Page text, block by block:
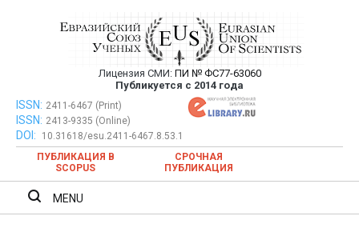
Евразийский Союз Ученых —
публикация научных статей в
ежемесячном научном журнале
Лицензия СМИ: ПИ № ФС77-63060
Публикуется с 2014 года
Евразийский Союз Ученых — публикация научных статей в
ежемесячном научном журнале
ISSN: 2411-6467 (Print)
ISSN: 2413-9335 (Online)
DOI:
10.31618/esu.2411-6467.8.53.1
ПУБЛИКАЦИЯ В
SCOPUS
СРОЧНАЯ
ПУБЛИКАЦИЯ
MENU